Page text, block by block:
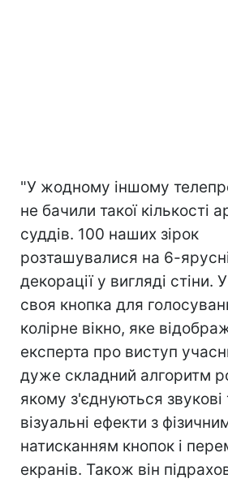
"У жодному іншому
не бачили такої кількості
суддів. 100 наших зірок
розташувалися на 6-
декорації у вигляді стіни.
своя кнопка для
колірне вікно, яке
експерта про виступ
дуже складний алгоритм
якому з'єднуються звукові
візуальні ефекти з
натисканням кнопок і
екранів. Також він